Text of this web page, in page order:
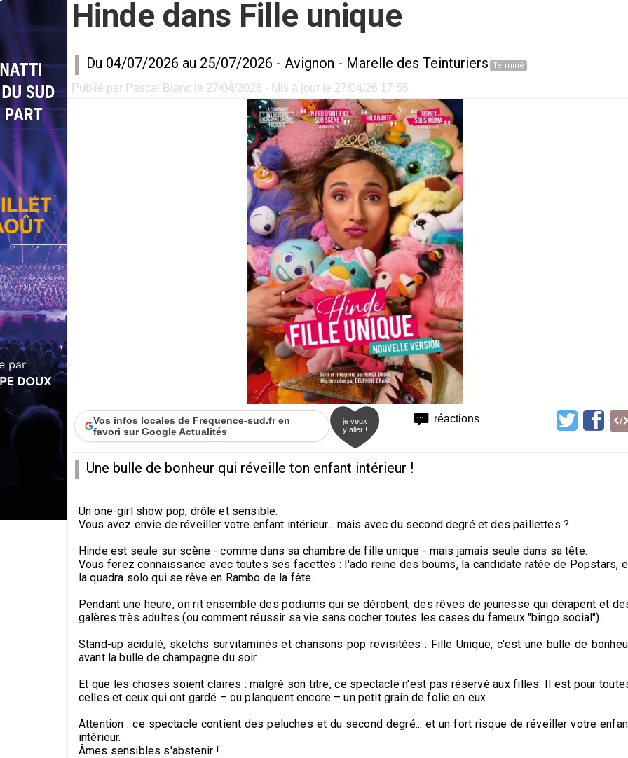
Hinde dans Fille unique
Du 04/07/2026 au 25/07/2026 - Avignon - Marelle des Teinturiers Terminé
Publié par Pascal Blanc le 27/04/2026 - Mis à jour le 27/04/26 17:55
réactions
Vos infos locales de Frequence-sud.fr en
favori sur Google Actualités
je veux
y aller !
Une bulle de bonheur qui réveille ton enfant intérieur !
Un one-girl show pop, drôle et sensible.
Vous avez envie de réveiller votre enfant intérieur... mais avec du second degré et des paillettes ?
Hinde est seule sur scène - comme dans sa chambre de fille unique - mais jamais seule dans sa tête.
Vous ferez connaissance avec toutes ses facettes : l'ado reine des boums, la candidate ratée de Popstars,
la quadra solo qui se rêve en Rambo de la fête.
Pendant une heure, on rit ensemble des podiums qui se dérobent, des rêves de jeunesse qui dérapent et
galères très adultes (ou comment réussir sa vie sans cocher toutes les cases du fameux "bingo social").
Stand-up acidulé, sketchs survitaminés et chansons pop revisitées : Fille Unique, c'est une bulle de
avant la bulle de champagne du soir.
Et que les choses soient claires : malgré son titre, ce spectacle n'est pas réservé aux filles. Il est pour
celles et ceux qui ont gardé – ou planquent encore – un petit grain de folie en eux.
Attention : ce spectacle contient des peluches et du second degré... et un fort risque de réveiller votre
intérieur.
Âmes sensibles s'abstenir !